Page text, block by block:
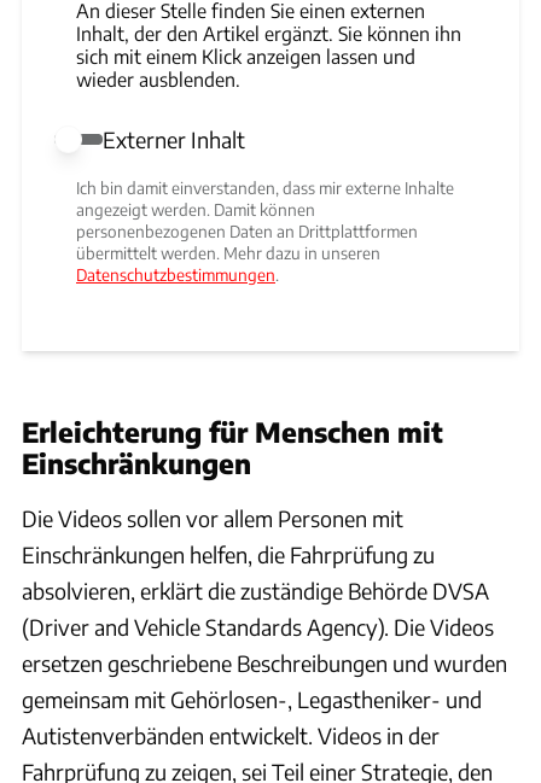
An dieser Stelle finden Sie einen externen
Inhalt, der den Artikel ergänzt. Sie können ihn
sich mit einem Klick anzeigen lassen und
wieder ausblenden.
Externer Inhalt erlauben
Externer Inhalt
Ich bin damit einverstanden, dass mir externe Inhalte
angezeigt werden. Damit können
personenbezogenen Daten an Drittplattformen
übermittelt werden. Mehr dazu in unseren
Datenschutzbestimmungen.
Erleichterung für Menschen mit
Einschränkungen
Die Videos sollen vor allem Personen mit
Einschränkungen helfen, die Fahrprüfung zu
absolvieren, erklärt die zuständige Behörde DVSA
(Driver and Vehicle Standards Agency). Die Videos
ersetzen geschriebene Beschreibungen und wurden
gemeinsam mit Gehörlosen-, Legastheniker- und
Autistenverbänden entwickelt. Videos in der
Fahrprüfung zu zeigen, sei Teil einer Strategie, den